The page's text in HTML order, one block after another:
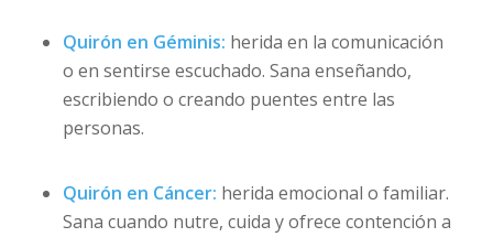
Quirón en Géminis: herida en la comunicación
o en sentirse escuchado. Sana enseñando,
escribiendo o creando puentes entre las
personas.
Quirón en Cáncer: herida emocional o familiar.
Sana cuando nutre, cuida y ofrece contención a